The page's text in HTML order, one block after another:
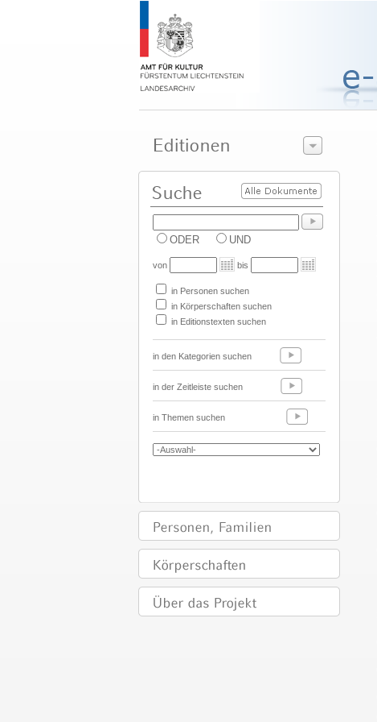
ODER UND
von bis
in Personen suchen
in Körperschaften suchen
in Editionstexten suchen
in den Kategorien suchen
in der Zeitleiste suchen
in Themen suchen